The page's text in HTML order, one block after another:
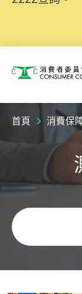
消費者委員會
首頁 消費保
關鍵字